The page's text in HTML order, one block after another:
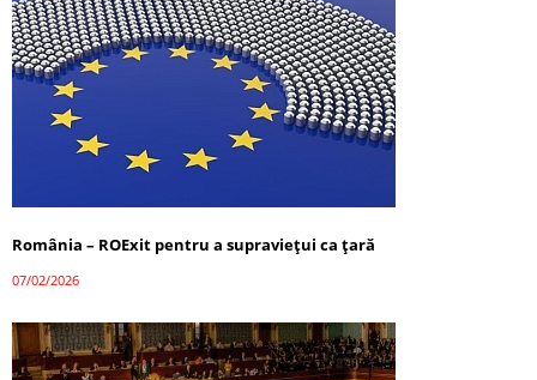
România – ROExit pentru a supraviețui ca țară
07/02/2026